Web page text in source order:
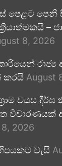
පෙළට
ක්‍රියාත්මකයි –
8, 2026
රාජ්‍ය
කරයි August
වයස දීර්ඝ
විචාරණයක්
2026
වැසි